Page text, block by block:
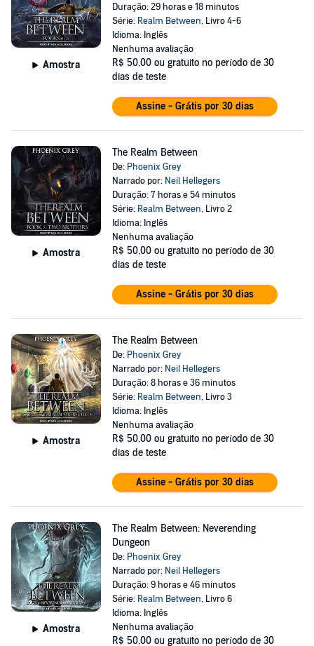
Amostra
Duração: 29 horas e 18 minutos
Série: Realm Between, Livro 4-6
Idioma: Inglês
Nenhuma avaliação
R$ 50,00 ou gratuito no período de 30
dias de teste
Assine - Grátis por 30 dias
Amostra
The Realm Between
De: Phoenix Grey
Narrado por: Neil Hellegers
Duração: 7 horas e 54 minutos
Série: Realm Between, Livro 2
Idioma: Inglês
Nenhuma avaliação
R$ 50,00 ou gratuito no período de 30
dias de teste
Assine - Grátis por 30 dias
Amostra
The Realm Between
De: Phoenix Grey
Narrado por: Neil Hellegers
Duração: 8 horas e 36 minutos
Série: Realm Between, Livro 3
Idioma: Inglês
Nenhuma avaliação
R$ 50,00 ou gratuito no período de 30
dias de teste
Assine - Grátis por 30 dias
Amostra
The Realm Between: Neverending
Dungeon
De: Phoenix Grey
Narrado por: Neil Hellegers
Duração: 9 horas e 46 minutos
Série: Realm Between, Livro 6
Idioma: Inglês
Nenhuma avaliação
R$ 50,00 ou gratuito no período de 30